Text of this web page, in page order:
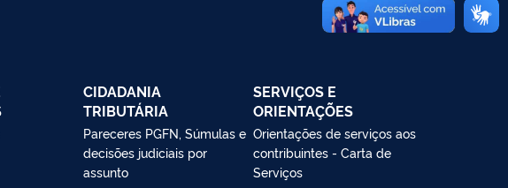
CIDADANIA
TRIBUTÁRIA
Pareceres PGFN, Súmulas e
decisões judiciais por
assunto
SERVIÇOS E
ORIENTAÇÕES
Orientações de serviços aos
contribuintes - Carta de
Serviços